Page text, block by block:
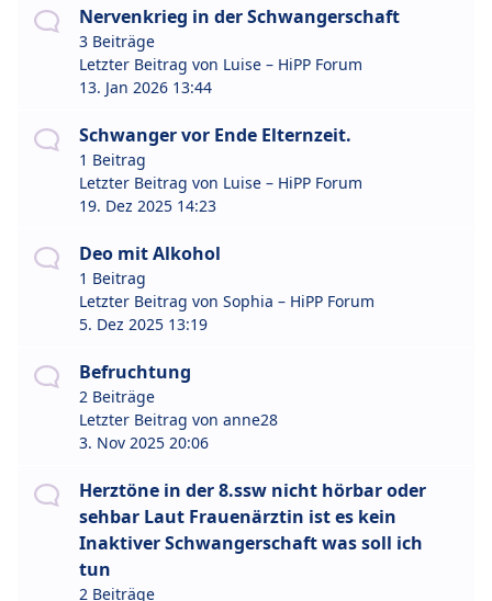
Nervenkrieg in der Schwangerschaft
3 Beiträge
Letzter Beitrag von Luise – HiPP Forum
13. Jan 2026 13:44
Schwanger vor Ende Elternzeit.
1 Beitrag
Letzter Beitrag von Luise – HiPP Forum
19. Dez 2025 14:23
Deo mit Alkohol
1 Beitrag
Letzter Beitrag von Sophia – HiPP Forum
5. Dez 2025 13:19
Befruchtung
2 Beiträge
Letzter Beitrag von anne28
3. Nov 2025 20:06
Herztöne in der 8.ssw nicht hörbar oder
sehbar Laut Frauenärztin ist es kein
Inaktiver Schwangerschaft was soll ich
tun
2 Beiträge